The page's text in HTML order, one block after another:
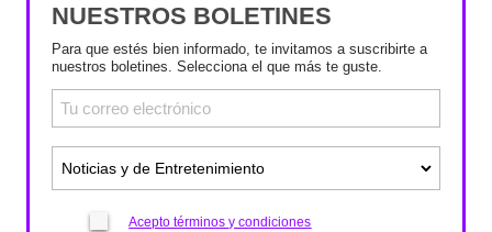
NUESTROS BOLETINES
Para que estés bien informado, te invitamos a suscribirte a
nuestros boletines. Selecciona el que más te guste.
Acepto términos y condiciones